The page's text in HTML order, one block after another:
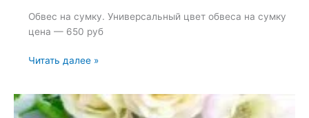
Обвес на сумку. Универсальный цвет обвеса на сумку
цена — 650 руб
Обвес
—
Читать далее »